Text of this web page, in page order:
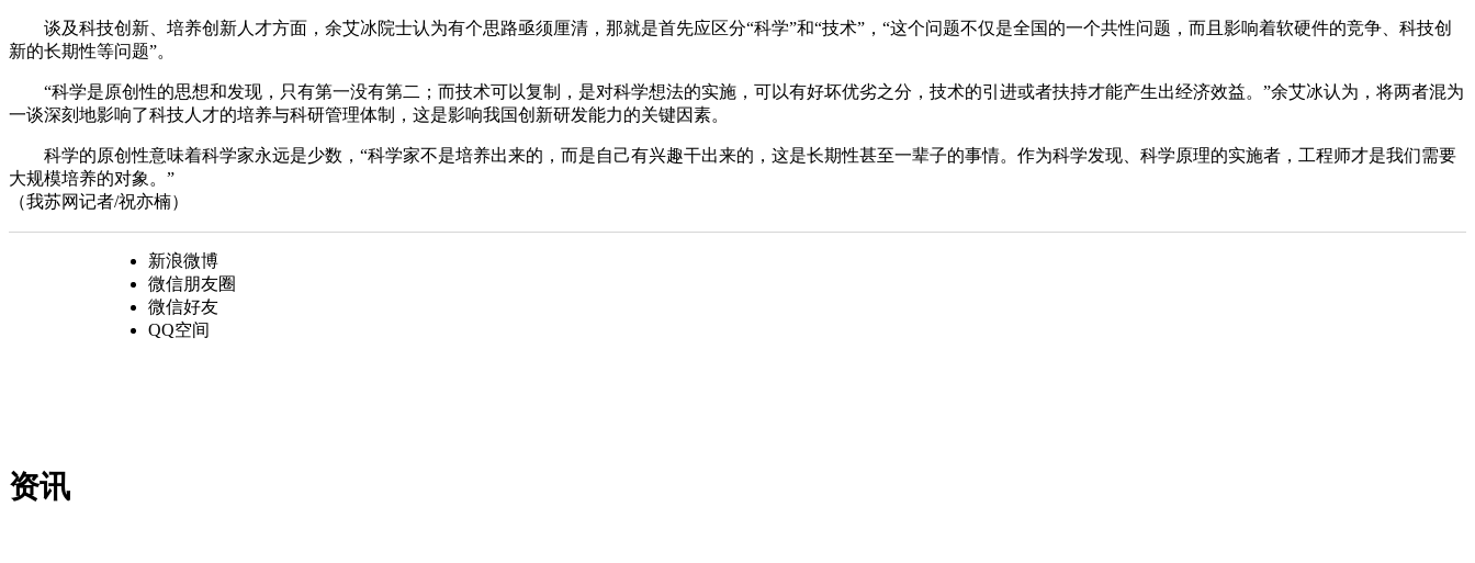
谈及科技创新、培养创新人才方面，余艾冰院士认为有个思路亟须厘清，那就是首先应区分“科学”和“技术”，“这个问题不仅是全国的一个共性问题，而且影响着软硬件的竞争、科技创
新的长期性等问题”。
“科学是原创性的思想和发现，只有第一没有第二；而技术可以复制，是对科学想法的实施，可以有好坏优劣之分，技术的引进或者扶持才能产生出经济效益。”余艾冰认为，将两者混为
一谈深刻地影响了科技人才的培养与科研管理体制，这是影响我国创新研发能力的关键因素。
科学的原创性意味着科学家永远是少数，“科学家不是培养出来的，而是自己有兴趣干出来的，这是长期性甚至一辈子的事情。作为科学发现、科学原理的实施者，工程师才是我们需要
大规模培养的对象。”
（我苏网记者/祝亦楠）
新浪微博
微信朋友圈
微信好友
QQ空间
资讯